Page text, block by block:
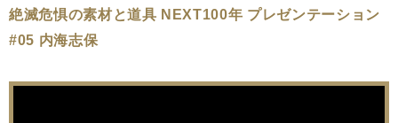
絶滅危惧の素材と道具 NEXT100年 プレゼンテーション
#05 内海志保